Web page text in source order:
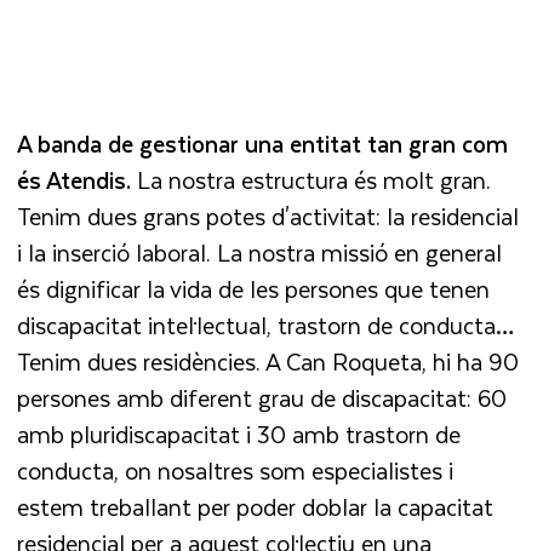
A banda de gestionar una entitat tan gran com
és Atendis. La nostra estructura és molt gran.
Tenim dues grans potes d'activitat: la residencial
i la inserció laboral. La nostra missió en general
és dignificar la vida de les persones que tenen
discapacitat intel·lectual, trastorn de conducta…
Tenim dues residències. A Can Roqueta, hi ha 90
persones amb diferent grau de discapacitat: 60
amb pluridiscapacitat i 30 amb trastorn de
conducta, on nosaltres som especialistes i
estem treballant per poder doblar la capacitat
residencial per a aquest col·lectiu en una